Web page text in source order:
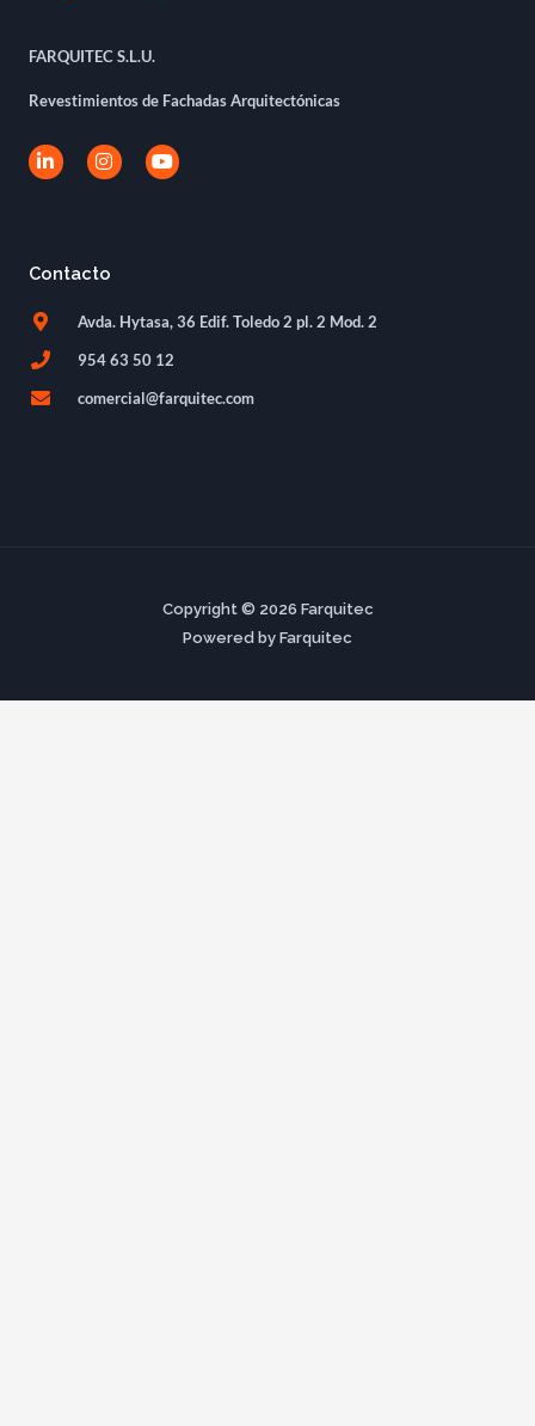
FARQUITEC S.L.U.
Revestimientos de Fachadas Arquitectónicas
L
i
i
n
i
I
n
r
a
Y
o
Contacto
Avda. Hytasa, 36 Edif. Toledo 2 pl. 2 Mod. 2
954 63 50 12
comercial@farquitec.com
Copyright © 2026 Farquitec
Powered by Farquitec